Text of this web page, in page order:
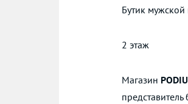
Бутик
2 этаж
Магазин